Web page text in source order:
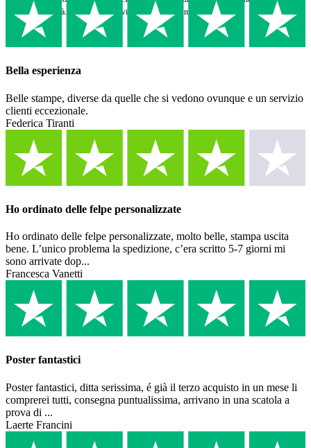
qualità e longevità. Crea i tuoi adesivi oggi e mostra al mondo chi sei!
Bella esperienza
Belle stampe, diverse da quelle che si vedono ovunque e un servizio
clienti eccezionale.
Federica Tiranti
Ho ordinato delle felpe personalizzate
Ho ordinato delle felpe personalizzate, molto belle, stampa uscita
bene. L’unico problema la spedizione, c’era scritto 5-7 giorni mi
sono arrivate dop...
Francesca Vanetti
Poster fantastici
Poster fantastici, ditta serissima, é già il terzo acquisto in un mese li
comprerei tutti, consegna puntualissima, arrivano in una scatola a
prova di ...
Laerte Francini